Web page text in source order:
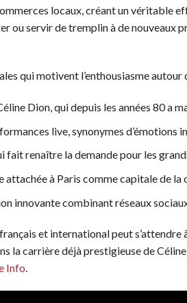
locaux, créant un véritable
ou servir de tremplin à de nouveaux
qui motivent l’enthousiasme autour
Dion, qui depuis les années 80 a
live, synonymes d’émotions
renaître la demande pour les
à Paris comme capitale de la
innovante combinant réseaux
et international peut
la carrière déjà prestigieuse de
Info.